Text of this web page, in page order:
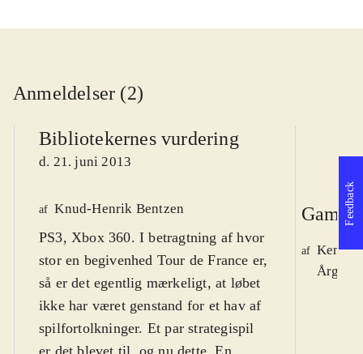
Anmeldelser (2)
Bibliotekernes vurdering
d. 21. juni 2013
af Knud-Henrik Bentzen
PS3, Xbox 360. I betragtning af hvor
stor en begivenhed Tour de France er,
så er det egentlig mærkeligt, at løbet
ikke har været genstand for et hav af
spilfortolkninger. Et par strategispil
er det blevet til, og nu dette. En
af
Årg.
Feedback